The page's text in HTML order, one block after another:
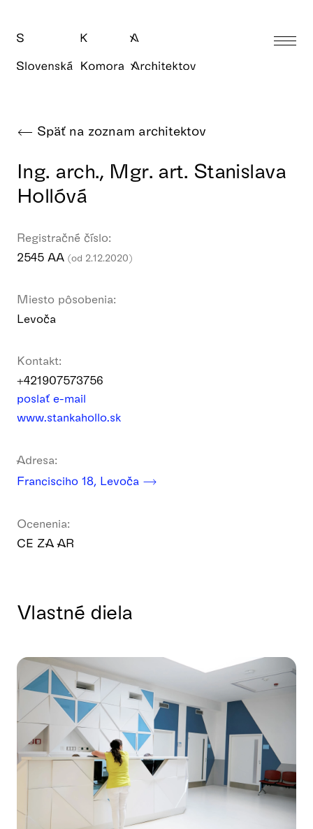
Späť na zoznam architektov
Ing. arch., Mgr. art. Stanislava
Hollóvá
Registračné číslo:
2545 AA (od 2.12.2020)
Miesto pôsobenia:
Levoča
Kontakt:
+421907573756
poslať e-mail
www.stankahollo.sk
Adresa:
Francisciho 18, Levoča
Ocenenia:
CE ZA AR
Vlastné diela